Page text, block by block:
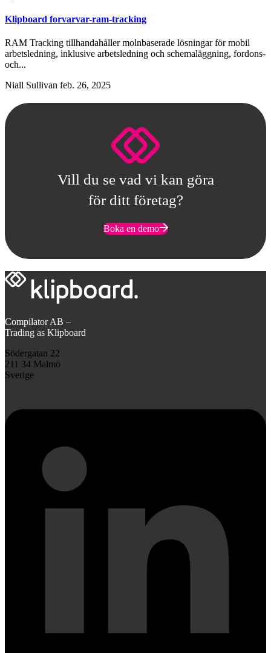
Klipboard forvarvar-ram-tracking
RAM Tracking tillhandahåller molnbaserade lösningar för mobil
arbetsledning, inklusive arbetsledning och schemaläggning, fordons-
och...
Niall Sullivan feb. 26, 2025
Vill du se vad vi kan göra
för ditt företag?
Boka en demo
Compilator AB –
Trading as Klipboard
Södergatan 22
211 34 Malmö
Sverige